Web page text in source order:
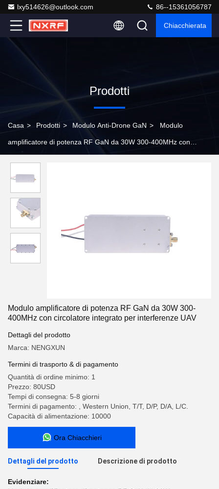
lxy514626@outlook.com 86--15361056787
Chiacchierata
Prodotti
Casa > Prodotti > Modulo Anti-Drone GaN > Modulo
amplificatore di potenza RF GaN da 30W 300-400MHz con
Modulo amplificatore di potenza RF GaN da 30W 300-
400MHz con circolatore integrato per interferenze UAV
Dettagli del prodotto
Marca: NENGXUN
Termini di trasporto & di pagamento
Quantità di ordine minimo: 1
Prezzo: 80USD
Tempi di consegna: 5-8 giorni
Termini di pagamento: , Western Union, T/T, D/P, D/A, L/C.
Capacità di alimentazione: 10000
Ora Chiacchieri
Dettagli del prodotto Descrizione di prodotto
Evidenziare: